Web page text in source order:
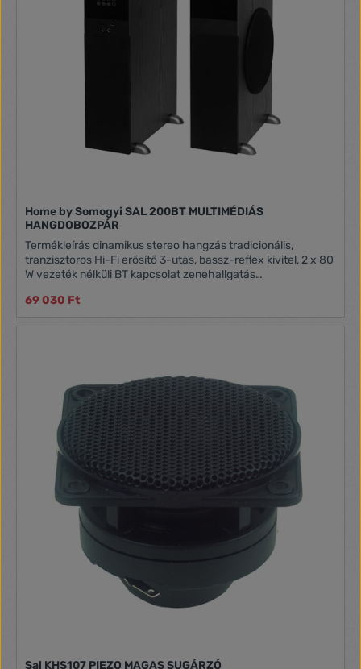
Home by Somogyi SAL 200BT MULTIMÉDIÁS
HANGDOBOZPÁR
Termékleírás dinamikus stereo hangzás tradicionális,
tranzisztoros Hi-Fi erősítő 3-utas, bassz-reflex kivitel, 2 x 80
W vezeték nélküli BT kapcsolat zenehallgatás
eszközről FM rádió automatikus és manuális hangolással és
tárolással vezetékes stereo audio bemenet (2 x RCA) ideális
magas és mély hangszínszabályozás, EQ a LED kijelző
fényereje beállítható időzíthető, automatikus kikapcsolás
klasszikus, masszív MDF fa konstrukció tartozék: távirányító,
audio csatlakozókábel, dísztalpak távirányító tápellátása: 2 x
AAA elem, nem tartozék méret: 140 x 600 x 350 mm (2 db)
69 030 Ft
Sal KHS107 PIEZO MAGAS SUGÁRZÓ